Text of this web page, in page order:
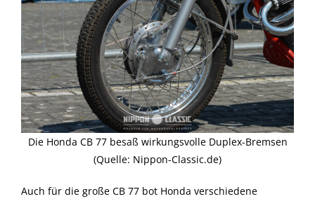
Die Honda CB 77 besaß wirkungsvolle Duplex-Bremsen
(Quelle: Nippon-Classic.de)
Auch für die große CB 77 bot Honda verschiedene